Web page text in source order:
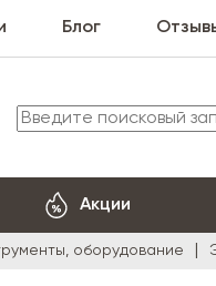
Блог
Акции
оборудование